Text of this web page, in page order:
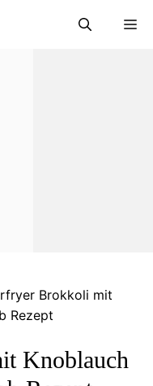
Brokkoli mit
Rezept
Knoblauch